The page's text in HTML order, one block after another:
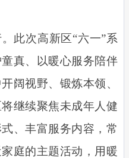
此次高新区“六一”系
真、以暖心服务陪伴
阔视野、锻炼本领、
继续聚焦未成年人健
、丰富服务内容，常
庭的主题活动，用暖